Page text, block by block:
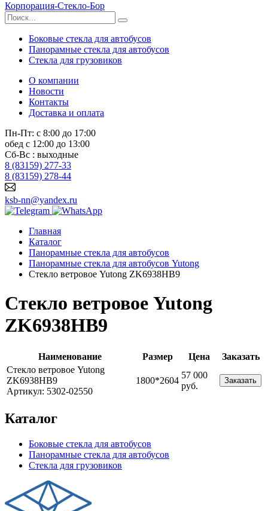
Корпорация-Стекло-Бор
Боковые стекла для автобусов
Панорамные стекла для автобусов
Стекла для грузовиков
О компании
Новости
Контакты
Доставка и оплата
Пн-Пт: с 8:00 до 17:00
обед с 12:00 до 13:00
Сб-Вс : выходные
8 (83159) 277-33
8 (83159) 278-44
ksb-nn@yandex.ru
Главная
Каталог
Панорамные стекла для автобусов
Панорамные стекла для автобусов Yutong
Стекло ветровое Yutong ZK6938HB9
Стекло ветровое Yutong
ZK6938HB9
Наименование Размер Цена
Заказать
Стекло ветровое Yutong
ZK6938HB9
Артикул: 5302-02550
1800*2604
57 000
руб.
Заказать
Каталог
Боковые стекла для автобусов
Панорамные стекла для автобусов
Стекла для грузовиков